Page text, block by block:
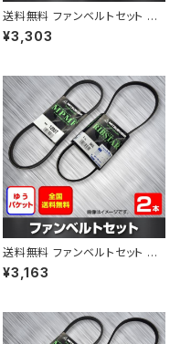
送料無料 ファンベルトセット ト
ヨタ プロボックス 型式NCP51V
H24.01～ （国内トップメーカ
¥3,303
送料無料 ファンベルトセット ト
ヨタ プロボックス 型式NCP51V
H15.06～H24.02 （国内トップ
¥3,163